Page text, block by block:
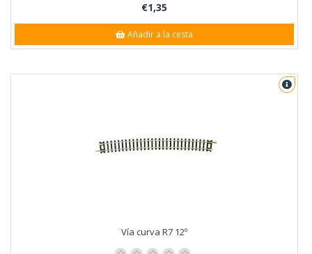
€1,35
Añadir a la cesta
Vía curva R7 12º